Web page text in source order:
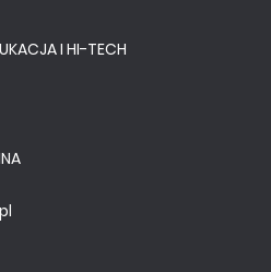
I HI-TECH